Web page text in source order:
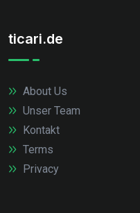
ticari.de
About Us
Unser Team
Kontakt
Terms
Privacy